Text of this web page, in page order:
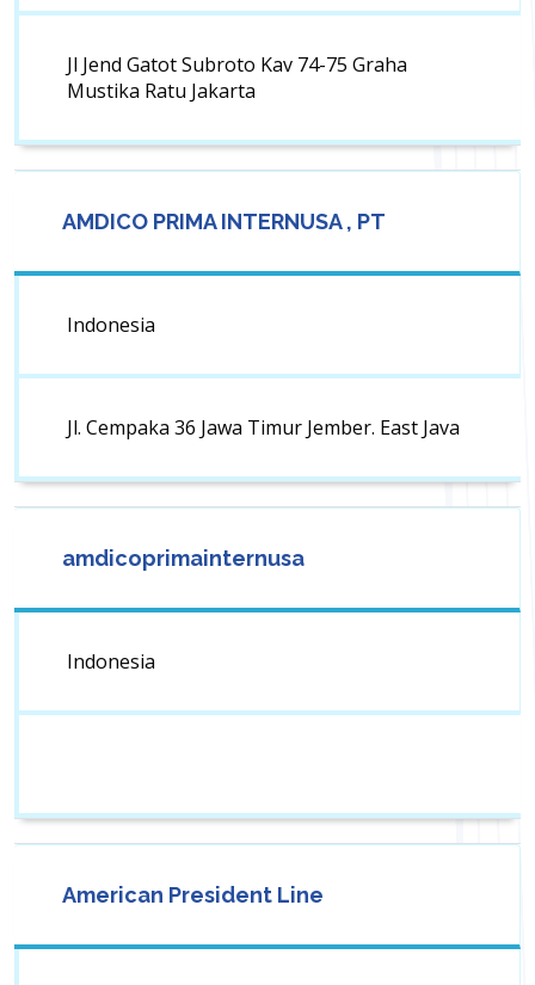
Jl Jend Gatot Subroto Kav 74-75 Graha
Mustika Ratu Jakarta
AMDICO PRIMA INTERNUSA , PT
Indonesia
Jl. Cempaka 36 Jawa Timur Jember. East Java
amdicoprimainternusa
Indonesia
American President Line